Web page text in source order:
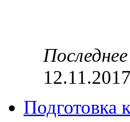
Подготовка